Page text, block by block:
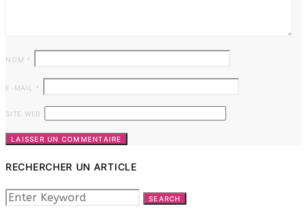
NOM *
E-MAIL *
SITE WEB
RECHERCHER UN ARTICLE
SEARCH
FOR:
SEARCH